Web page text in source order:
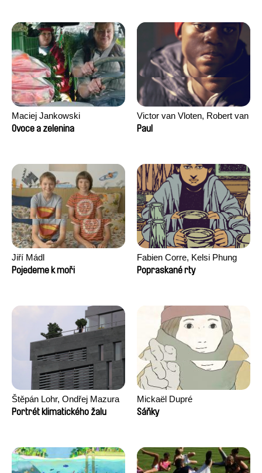
Maciej Jankowski
Ovoce a zelenina
Victor van Vloten, Robert van
Wingerden
Paul
Jiří Mádl
Pojedeme k moři
Fabien Corre, Kelsi Phung
Popraskané rty
Štěpán Lohr, Ondřej Mazura
Portrét klimatického žalu
Mickaël Dupré
Sáňky